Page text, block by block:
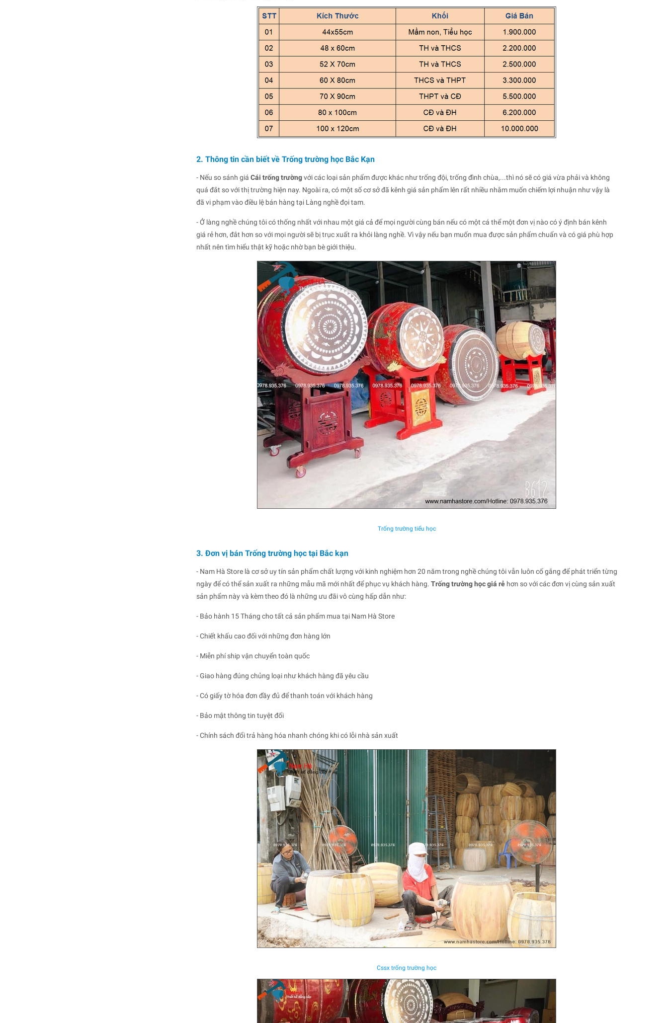
2. Thông tin cần biết về Trống trường học Bắc Kạn
- Nếu so sánh giá Cái trống trườngvới các loại sản phẩm được khác như trống đội, trống đình chùa,...thì nó sẽ có giá vừa phải và không
quá đắt so với thị trường hiện nay. Ngoài ra, có một số cơ sở đã kênh giá sản phẩm lên rất nhiều nhằm muốn chiếm lợi nhuận như vậy là
đã vi phạm vào điều lệ bán hàng tại Làng nghề đọi tam.
- Ở làng nghề chúng tôi có thống nhất với nhau một giá cả để mọi người cùng bán nếu có một cá thể một đơn vị nào có ý định bán kênh
giá rẻ hơn, đắt hơn so với mọi người sẽ bị trục xuất ra khỏi làng nghề. Vì vậy nếu bạn muốn mua được sản phẩm chuẩn và có giá phù hợp
nhất nên tìm hiểu thật kỹ hoặc nhờ bạn bè giới thiệu.
Trống trường tiểu học
3. Đơn vị bán Trống trường học tại Bắc kạn
- Nam Hà Store là cơ sở uy tín sản phẩm chất lượng với kinh nghiệm hơn 20 năm trong nghề chúng tôi vẫn luôn cố gắng để phát triển từng
ngày để có thể sản xuất ra những mẫu mã mới nhất để phục vụ khách hàng. Trống trường học giá rẻhơn so với các đơn vị cùng sản xuất
sản phẩm này và kèm theo đó là những ưu đãi vô cùng hấp dẫn như:
- Bảo hành 15 Tháng cho tất cả sản phẩm mua tại Nam Hà Store
- Chiết khấu cao đối với những đơn hàng lớn
- Miễn phí ship vận chuyển toàn quốc
- Giao hàng đúng chủng loại như khách hàng đã yêu cầu
- Có giấy tờ hóa đơn đầy đủ để thanh toán với khách hàng
- Bảo mật thông tin tuyệt đối
- Chính sách đổi trả hàng hóa nhanh chóng khi có lỗi nhà sản xuất
Cssx trống trường học